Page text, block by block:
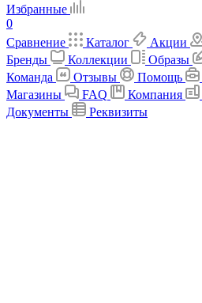
Избранные
0
Сравнение
Каталог Акции
Бренды
Коллекции Образы
Команда
Отзывы Помощь
Магазины
FAQ Компания
Документы
Реквизиты